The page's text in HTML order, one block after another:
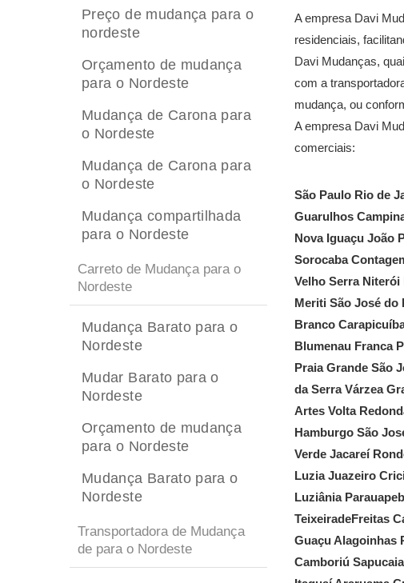
Preço de mudança para o
nordeste
Orçamento de mudança
para o Nordeste
Mudança de Carona para
o Nordeste
Mudança de Carona para
o Nordeste
Mudança compartilhada
para o Nordeste
Carreto de Mudança para o
Nordeste
Mudança Barato para o
Nordeste
Mudar Barato para o
Nordeste
Orçamento de mudança
para o Nordeste
Mudança Barato para o
Nordeste
Transportadora de Mudança
de para o Nordeste
A empresa Davi
residenciais,
Davi Mudanças,
com a
mudança, ou
A empresa Davi
comerciais:
São Paulo Rio de
Guarulhos
Nova Iguaçu João
Sorocaba
Velho Serra Niterói
Meriti São José do
Branco
Blumenau Franca
Praia Grande São
da Serra Várzea
Artes Volta
Hamburgo São
Verde Jacareí
Luzia Juazeiro
Luziânia
TeixeiradeFreitas
Guaçu Alagoinhas
Camboriú